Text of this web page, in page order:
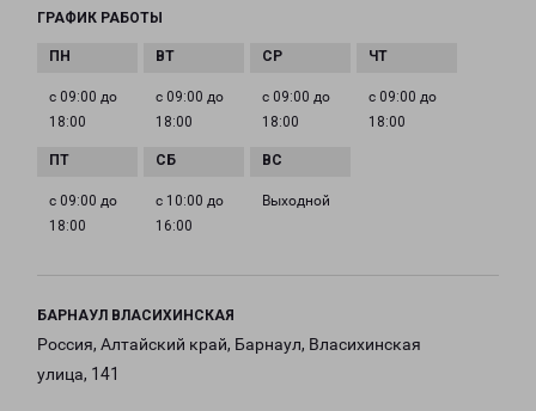
ГРАФИК РАБОТЫ
с 09:00 до
18:00
с 09:00 до
18:00
с 09:00 до
18:00
с 09:00 до
18:00
с 09:00 до
18:00
с 10:00 до
16:00
Выходной
БАРНАУЛ ВЛАСИХИНСКАЯ
Россия, Алтайский край, Барнаул, Власихинская
улица, 141